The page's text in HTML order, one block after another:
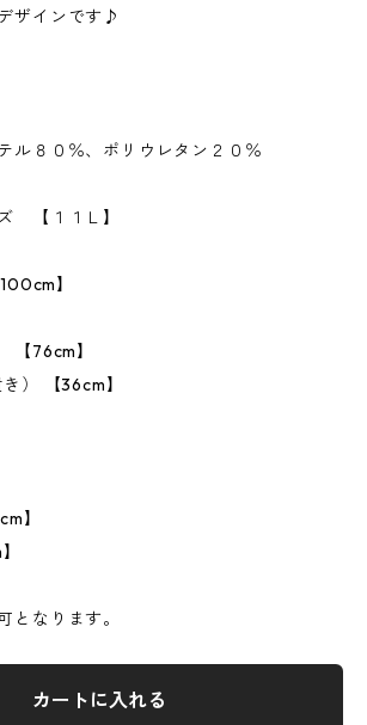
ザインです♪
ル８０％、ポリウレタン２０％
【１１Ｌ】
】
76cm】
） 【36cm】
】
となります。
カートに入れる